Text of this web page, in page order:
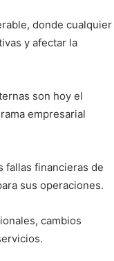
donde cualquier
y afectar la
son hoy el
empresarial
fallas financieras de
sus operaciones.
cambios